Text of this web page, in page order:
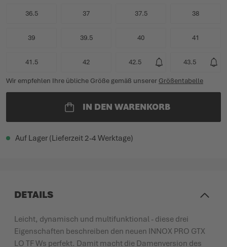
36.5 37 37.5 38
39 39.5 40 41
41.5 42 42.5 43.5
Wir empfehlen Ihre übliche Größe gemäß unserer Größentabelle
IN DEN WARENKORB
Auf Lager (Lieferzeit 2-4 Werktage)
DETAILS
Leicht, dynamisch und multifunktional - diese drei
Eigenschaften beschreiben den neuen INNOX PRO GTX
LO TF Ws perfekt. Damit macht die Damenversion des